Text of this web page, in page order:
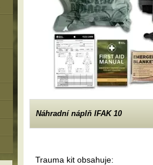
Náhradní náplň IFAK 10
Trauma kit obsahuje: